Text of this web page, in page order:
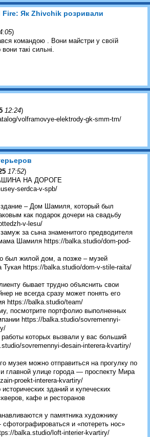
Fire: Як Zhivchik розривали
)
командою . Вони майстри у своїй
такі сильні.
12:24)
volframovye-elektrody-gk-smm-tm/
17:52)
НА ДОРОГЕ
serdca-v-spb/
здание – Дом Шамиля, который был
как подарок дочери на свадьбу
v-lesu/
за сына знаменитого предводителя
Шамиля https://balka.studio/dom-pod-
был жилой дом, а позже – музей
Тукая https://balka.studio/dom-v-stile-raita/
бывает трудно объяснить свои
не всегда сразу может понять его
https://balka.studio/team/
посмотрите портфолио выполненных
https://balka.studio/sovremennyi-
которых вызвали у вас больший
sovremennyi-desain-interera-kvartiry/
музея можно отправиться на прогулку по
главной улице города — проспекту Мира
proekt-interera-kvartiry/
зданий и купеческих
кафе и ресторанов
у памятника художнику
и «потереть нос»
balka.studio/loft-interier-kvartiry/